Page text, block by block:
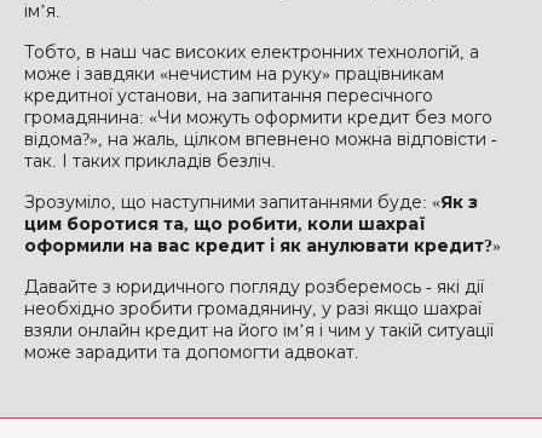
ім’я.
Тобто, в наш час високих електронних технологій, а
може і завдяки «нечистим на руку» працівникам
кредитної установи, на запитання пересічного
громадянина: «Чи можуть оформити кредит без мого
відома?», на жаль, цілком впевнено можна відповісти -
так. І таких прикладів безліч.
Зрозуміло, що наступними запитаннями буде: «Як з
цим боротися та, що робити, коли шахраї
оформили на вас кредит і як анулювати кредит?»
Давайте з юридичного погляду розберемось - які дії
необхідно зробити громадянину, у разі якщо шахраї
взяли онлайн кредит на його ім’я і чим у такій ситуації
може зарадити та допомогти адвокат.